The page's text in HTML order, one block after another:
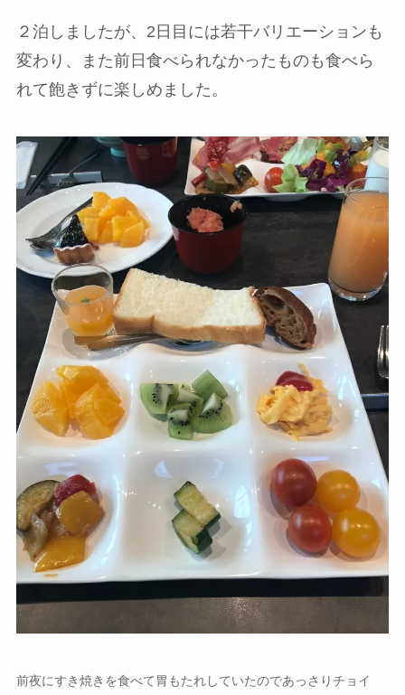
２泊しましたが、2日目には若干バリエーションも
変わり、また前日食べられなかったものも食べら
れて飽きずに楽しめました。
前夜にすき焼きを食べて胃もたれしていたのであっさりチョイ